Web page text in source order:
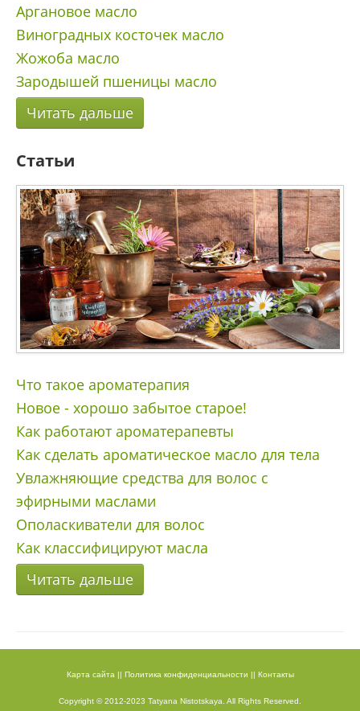
Аргановое масло
Виноградных косточек масло
Жожоба масло
Зародышей пшеницы масло
Читать дальше
Статьи
Что такое ароматерапия
Новое - хорошо забытое старое!
Как работают ароматерапевты
Как сделать ароматическое масло для тела
Увлажняющие средства для волос с
эфирными маслами
Ополаскиватели для волос
Как классифицируют масла
Читать дальше
Карта сайта || Политика конфиденциальности || Контакты
Copyright © 2012-2023 Tatyana Nistotskaya. All Rights Reserved.